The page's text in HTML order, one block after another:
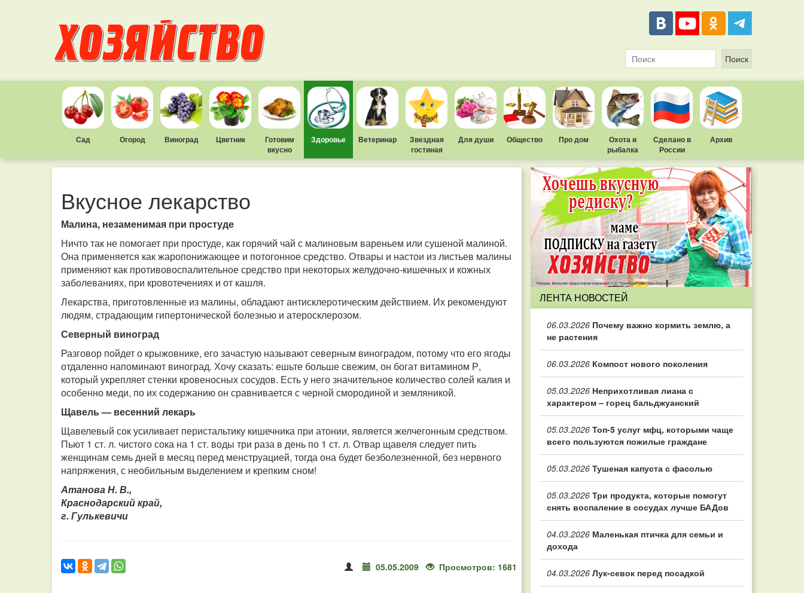
Сад Огород Виноград Цветник
Готовим
вкусно
Здоровье Ветеринар
Звездная
гостиная
Для души Общество Про дом
Охота и
рыбалка
Сделано в
России
Архив
Вкусное лекарство
Малина, незаменимая при простуде
Ничто так не помогает при простуде, как горячий чай с малиновым вареньем или сушеной малиной.
Она применяется как жаропонижающее и потогонное средство. Отвары и настои из листьев малины
применяют как противовоспалительное средство при некоторых желудочно-кишечных и кожных
заболеваниях, при кровотечениях и от кашля.
Лекарства, приготовленные из малины, обладают антисклеротическим действием. Их рекомендуют
людям, страдающим гипертонической болезнью и атеросклерозом.
Северный виноград
Разговор пойдет о крыжовнике, его зачастую называют северным виноградом, потому что его ягоды
отдаленно напоминают виноград. Хочу сказать: ешьте больше свежим, он богат витамином Р,
который укрепляет стенки кровеносных сосудов. Есть у него значительное количество солей калия и
особенно меди, по их содержанию он сравнивается с черной смородиной и земляникой.
Щавель — весенний лекарь
Щавелевый сок усиливает перистальтику кишечника при атонии, является желчегонным средством.
Пьют 1 ст. л. чистого сока на 1 ст. воды три раза в день по 1 ст. л. Отвар щавеля следует пить
женщинам семь дней в месяц перед менструацией, тогда она будет безболезненной, без нервного
напряжения, с необильным выделением и крепким сном!
Атанова Н. В.,
Краснодарский край,
г. Гулькевичи
05.05.2009 Просмотров: 1681
ЛЕНТА НОВОСТЕЙ
06.03.2026 Почему важно кормить землю, а
не растения
06.03.2026 Компост нового поколения
05.03.2026 Неприхотливая лиана с
характером – горец бальджуанский
05.03.2026 Топ‑5 услуг мфц, которыми чаще
всего пользуются пожилые граждане
05.03.2026 Тушеная капуста с фасолью
05.03.2026 Три продукта, которые помогут
снять воспаление в сосудах лучше БАДов
04.03.2026 Маленькая птичка для семьи и
дохода
04.03.2026 Лук-севок перед посадкой